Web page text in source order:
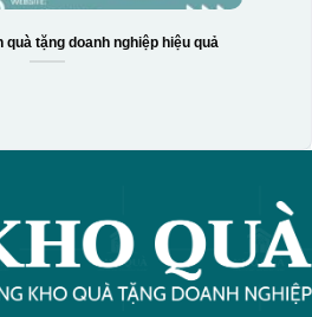
quà tặng doanh nghiệp hiệu quả